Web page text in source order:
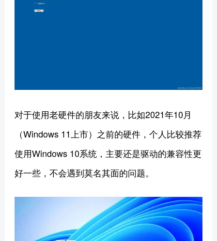
对于使用老硬件的朋友来说，比如2021年10月
（Windows 11上市）之前的硬件，个人比较推荐
使用Windows 10系统，主要还是驱动的兼容性更
好一些，不会遇到莫名其面的问题。